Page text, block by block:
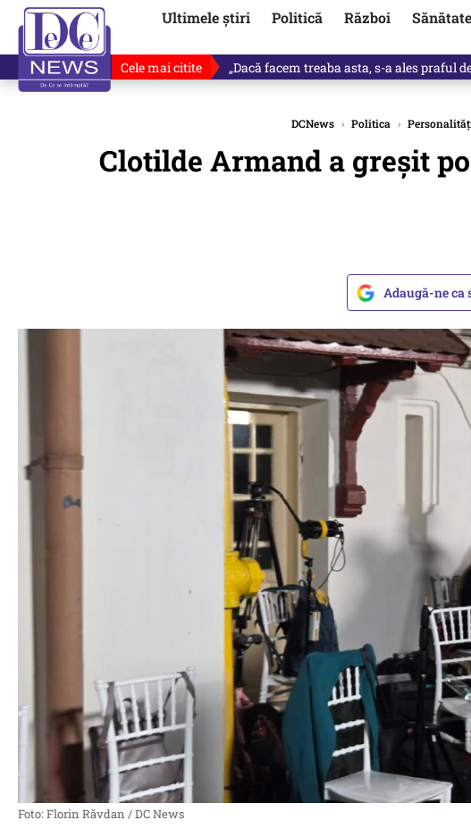
Ultimele știri Politică Război Sănătate
Cele mai citite Victor Ponta, anunț despre noul partid
DCNews › Politica ›
Clotilde Armand a greșit
Adaugă-ne ca
Foto: Florin Răvdan / DC News